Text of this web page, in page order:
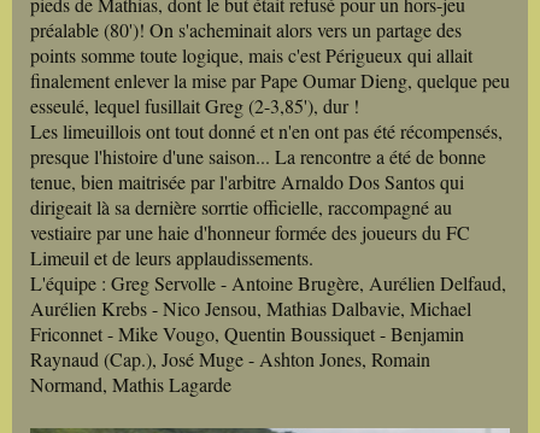
préalable (80')! On s'acheminait alors vers un partage des
points somme toute logique, mais c'est Périgueux qui allait
finalement enlever la mise par Pape Oumar Dieng, quelque peu
esseulé, lequel fusillait Greg (2-3,85'), dur !
Les limeuillois ont tout donné et n'en ont pas été récompensés,
presque l'histoire d'une saison... La rencontre a été de bonne
tenue, bien maitrisée par l'arbitre Arnaldo Dos Santos qui
dirigeait là sa dernière sorrtie officielle, raccompagné au
vestiaire par une haie d'honneur formée des joueurs du FC
Limeuil et de leurs applaudissements.
L'équipe : Greg Servolle - Antoine Brugère, Aurélien Delfaud,
Aurélien Krebs - Nico Jensou, Mathias Dalbavie, Michael
Friconnet - Mike Vougo, Quentin Boussiquet - Benjamin
Raynaud (Cap.), José Muge - Ashton Jones, Romain
Normand, Mathis Lagarde